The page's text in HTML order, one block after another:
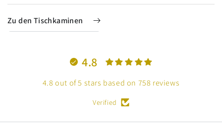
Zu den Tischkaminen
4.8
4.8 out of 5 stars based on 758 reviews
Verified